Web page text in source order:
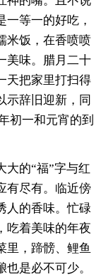
等一的好吃，
米饭，在香喷喷
美味。腊月二十
天把家里打扫得
示辞旧迎新，同
初一和元宵的到
大的“福”字与红
有尽有。临近傍
人的香味。忙碌
吃着美味的年夜
里，蹄髈、鲤鱼
是必不可少。